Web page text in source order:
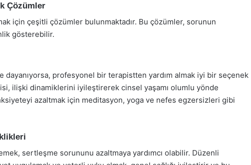
Çözümler
için çeşitli çözümler bulunmaktadır. Bu çözümler, sorunun
gösterebilir.
profesyonel bir terapistten yardım almak iyi bir seçenek
ilişki dinamiklerini iyileştirerek cinsel yaşamı olumlu yönde
azaltmak için meditasyon, yoga ve nefes egzersizleri gibi
sertleşme sorununu azaltmaya yardımcı olabilir. Düzenli